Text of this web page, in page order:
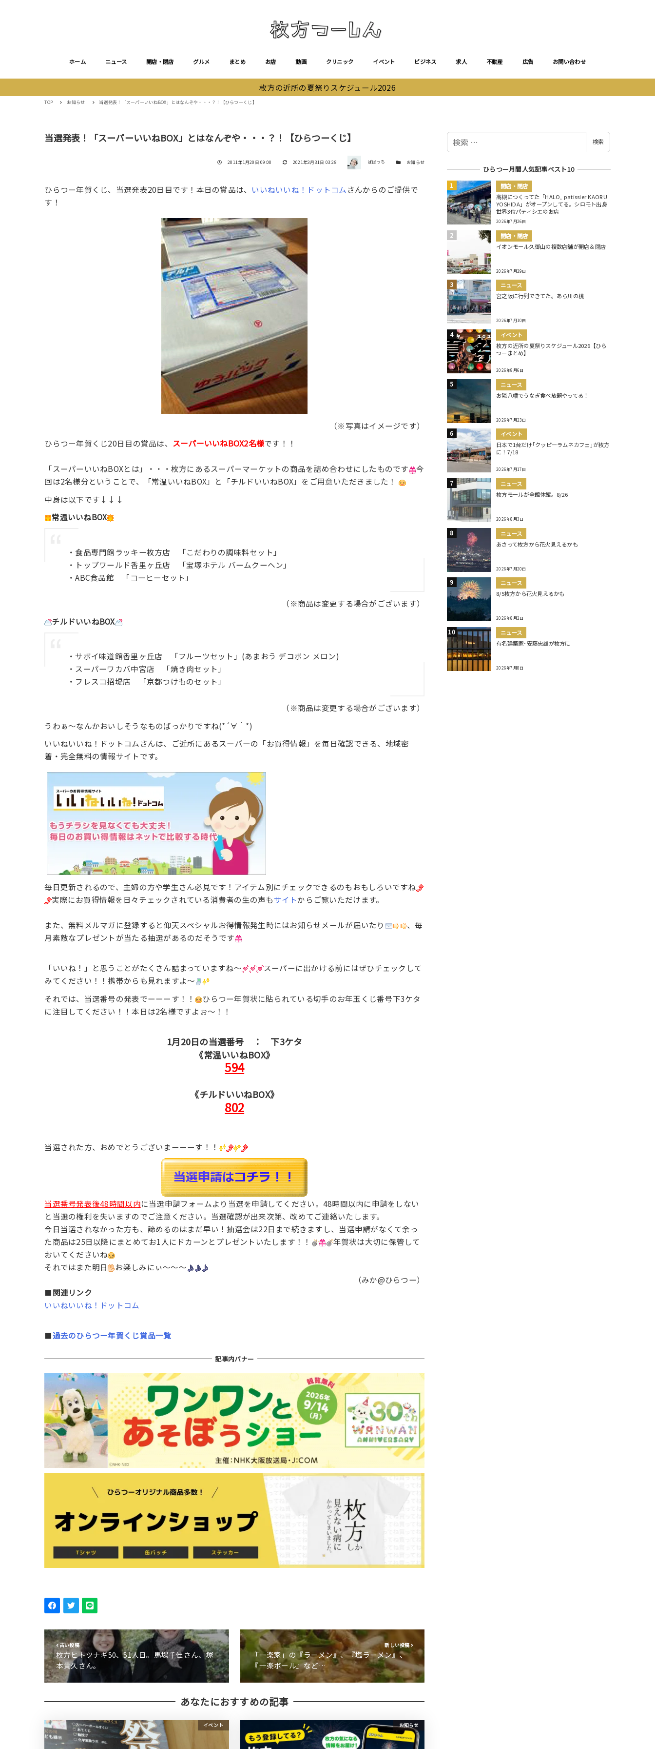
ホーム ニュース 開店・閉店 グルメ まとめ お店 動画 クリニック イベント ビジネス 求人 不動産 広告 お問い合わせ
枚方の近所の夏祭りスケジュール2026
TOP お知らせ 当選発表！「スーパーいいねBOX」とはなんぞや・・・？！【ひらつーくじ】
当選発表！「スーパーいいねBOX」とはなんぞや・・・？！【ひらつーくじ】
投稿日
2011年1月20日 09:00 更新日
2021年3月31日 03:28 著者 ばばっち カテゴリー
お知らせ
ひらつー年賀くじ、当選発表20日目です！本日の賞品は、 いいねいいね！ドットコム さんからのご提供で
す！
（※写真はイメージです）
ひらつー年賀くじ20日目の賞品は、 スーパーいいねBOX2名様です！！
「スーパーいいねBOXとは」・・・枚方にあるスーパーマーケットの商品を詰め合わせにしたものです
今
回は2名様分ということで、「常温いいねBOX」と「チルドいいねBOX」をご用意いただきました！
中身は以下です↓↓↓
常温いいねBOX
・食品専門館ラッキー枚方店 「こだわりの調味料セット」
・トップワールド香里ヶ丘店 「宝塚ホテル バームクーヘン」
・ABC食品館 「コーヒーセット」
（※商品は変更する場合がございます）
チルドいいねBOX
・サボイ味道館香里ヶ丘店 「フルーツセット」(あまおう デコポン メロン)
・スーパーワカバ中宮店 「焼き肉セット」
・フレスコ招堤店 「京都つけものセット」
（※商品は変更する場合がございます）
うわぁ～なんかおいしそうなものばっかりですね(*´∀｀*)
いいねいいね！ドットコムさんは、ご近所にあるスーパーの「お買得情報」を毎日確認できる、地域密
着・完全無料の情報サイトです。
毎日更新されるので、主婦の方や学生さん必見です！アイテム別にチェックできるのもおもしろいですね
実際にお買得情報を日々チェックされている消費者の生の声もサイトからご覧いただけます。
また、無料メルマガに登録すると仰天スペシャルお得情報発生時にはお知らせメールが届いたり
、毎
月素敵なプレゼントが当たる抽選があるのだそうです
「いいね！」と思うことがたくさん詰まっていますね～
スーパーに出かける前にはぜひチェックして
みてください！！携帯からも見れますよ～
それでは、当選番号の発表でーーーす！！
ひらつー年賀状に貼られている切手のお年玉くじ番号下3ケタ
に注目してください！！本日は2名様ですよぉ～！！
1月20日の当選番号 ： 下3ケタ
《常温いいねBOX》
594
《チルドいいねBOX》
802
当選された方、おめでとうございまーーーす！！
当選番号発表後48時間以内に当選申請フォームより当選を申請してください。48時間以内に申請をしない
と当選の権利を失いますのでご注意ください。当選確認が出来次第、改めてご連絡いたします。
今日当選されなかった方も、諦めるのはまだ早い！抽選会は22日まで続きますし、当選申請がなくて余っ
た商品は25日以降にまとめてお1人にドカーンとプレゼントいたします！！
年賀状は大切に保管して
おいてくださいね
それではまた明日
お楽しみにぃ～～～
（みか@ひらつー）
■関連リンク
いいねいいね！ドットコム
■過去のひらつー年賀くじ賞品一覧
記事内バナー
古い投稿
枚方ヒトツナギ50、51人目。馬場千佳さん、塚
本貴久さん。
新しい投稿
「一楽家」の『ラーメン』、『塩ラーメン』、
『一楽ボール』など…
あなたにおすすめの記事
イベント お知らせ
検
検索
ひらつー月間人気記事ベスト10
開店・閉店
高槻につくってた「HALO, patissier KAORU
YOSHIDA」がオープンしてる。シロモト出身
世界3位パティシエのお店
2026年7月26日
開店・閉店
イオンモール久御山の複数店舗が開店＆閉店
2026年7月29日
ニュース
宮之阪に行列できてた。あら川の桃
2026年7月10日
イベント
枚方の近所の夏祭りスケジュール2026【ひら
つーまとめ】
2026年8月6日
ニュース
お隣八幡でうなぎ食べ放題やってる！
2026年7月23日
イベント
日本で1台だけ｢クッピーラムネカフェ｣が枚方
に！7/18
2026年7月17日
ニュース
枚方モールが全館休館。8/26
2026年8月3日
ニュース
あさって枚方から花火見えるかも
2026年7月20日
ニュース
8/5枚方から花火見えるかも
2026年8月2日
ニュース
有名建築家･安藤忠雄が枚方に
2026年7月8日